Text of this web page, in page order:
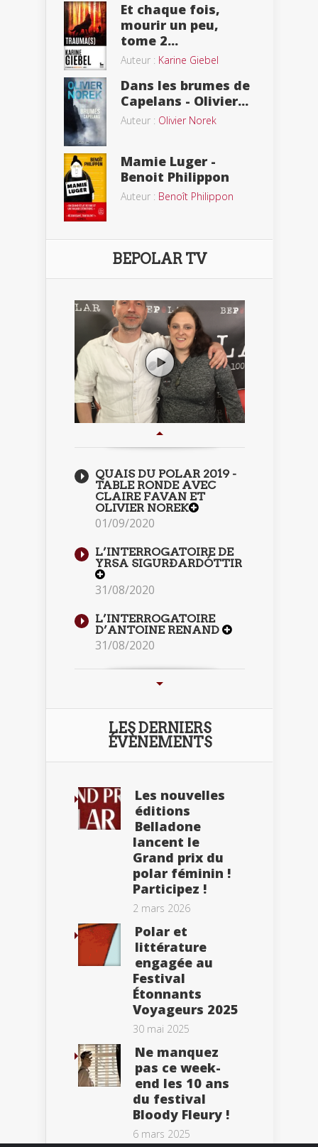
Et chaque fois,
mourir un peu,
tome 2...
Auteur : Karine Giebel
Dans les brumes de
Capelans - Olivier...
Auteur : Olivier Norek
Mamie Luger -
Benoit Philippon
Auteur : Benoît Philippon
BEPOLAR TV
QUAIS DU POLAR 2019 -
TABLE RONDE AVEC
CLAIRE FAVAN ET
OLIVIER NOREK
01/09/2020
L’INTERROGATOIRE DE
YRSA SIGURÐARDÓTTIR
31/08/2020
L’INTERROGATOIRE
D’ANTOINE RENAND
31/08/2020
LES DERNIERS
ÉVÈNEMENTS
Les nouvelles
éditions
Belladone
lancent le
Grand prix du
polar féminin !
Participez !
2 mars 2026
Polar et
littérature
engagée au
Festival
Étonnants
Voyageurs 2025
30 mai 2025
Ne manquez
pas ce week-
end les 10 ans
du festival
Bloody Fleury !
6 mars 2025